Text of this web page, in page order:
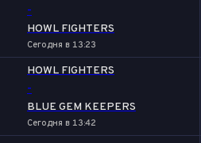
-
HOWL FIGHTERS
Сегодня в 13:23
HOWL FIGHTERS
-
BLUE GEM KEEPERS
Сегодня в 13:42